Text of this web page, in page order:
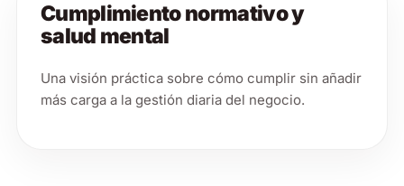
Cumplimiento normativo y
salud mental
Una visión práctica sobre cómo cumplir sin añadir
más carga a la gestión diaria del negocio.